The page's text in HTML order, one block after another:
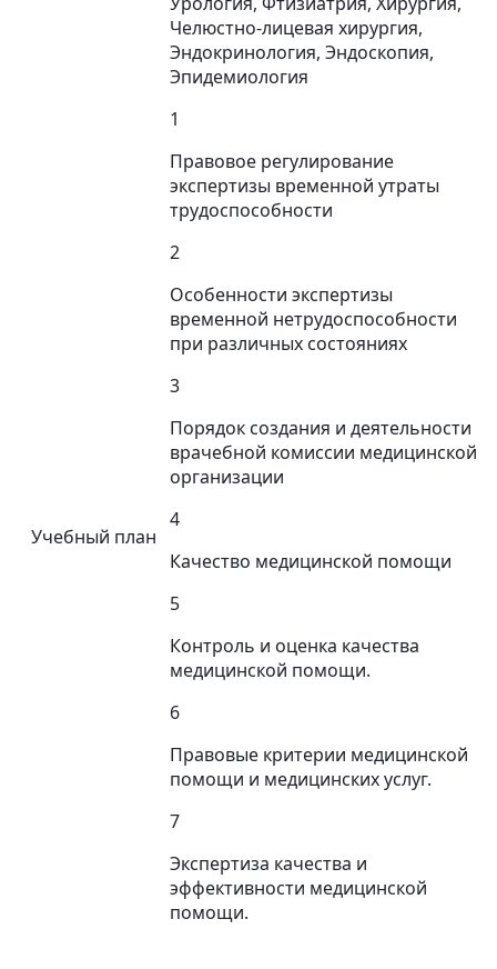
Челюстно-лицевая хирургия,
Эндокринология, Эндоскопия,
Эпидемиология
Учебный план
1
Правовое регулирование
экспертизы временной утраты
трудоспособности
2
Особенности экспертизы
временной нетрудоспособности
при различных состояниях
3
Порядок создания и деятельности
врачебной комиссии медицинской
организации
4
Качество медицинской помощи
5
Контроль и оценка качества
медицинской помощи.
6
Правовые критерии медицинской
помощи и медицинских услуг.
7
Экспертиза качества и
эффективности медицинской
помощи.